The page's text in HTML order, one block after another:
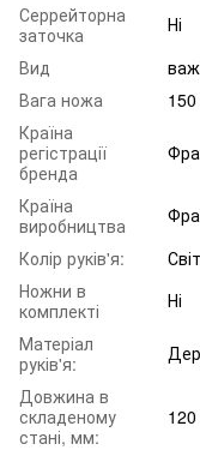
Серрейторна
заточка
Ні
Вид
Вага ножа
150
Країна
регістрації
бренда
Країна
виробництва
Колір руків'я:
Ножни в
комплекті
Ні
Матеріал
руків'я:
Довжина в
складеному
стані, мм:
120